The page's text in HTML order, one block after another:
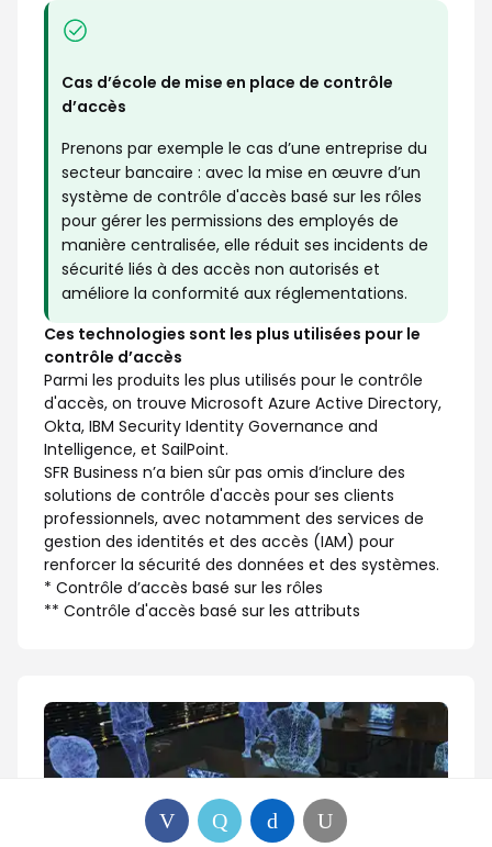
Cas d’école de mise en place de contrôle
d’accès
Prenons par exemple le cas d’une entreprise du
secteur bancaire : avec la mise en œuvre d’un
système de contrôle d'accès basé sur les rôles
pour gérer les permissions des employés de
manière centralisée, elle réduit ses incidents de
sécurité liés à des accès non autorisés et
améliore la conformité aux réglementations.
Ces technologies sont les plus utilisées pour le
contrôle d’accès
Parmi les produits les plus utilisés pour le contrôle
d'accès, on trouve Microsoft Azure Active Directory,
Okta, IBM Security Identity Governance and
Intelligence, et SailPoint.
SFR Business n’a bien sûr pas omis d’inclure des
solutions de contrôle d'accès pour ses clients
professionnels, avec notamment des services de
gestion des identités et des accès (IAM) pour
renforcer la sécurité des données et des systèmes.
* Contrôle d’accès basé sur les rôles
** Contrôle d'accès basé sur les attributs